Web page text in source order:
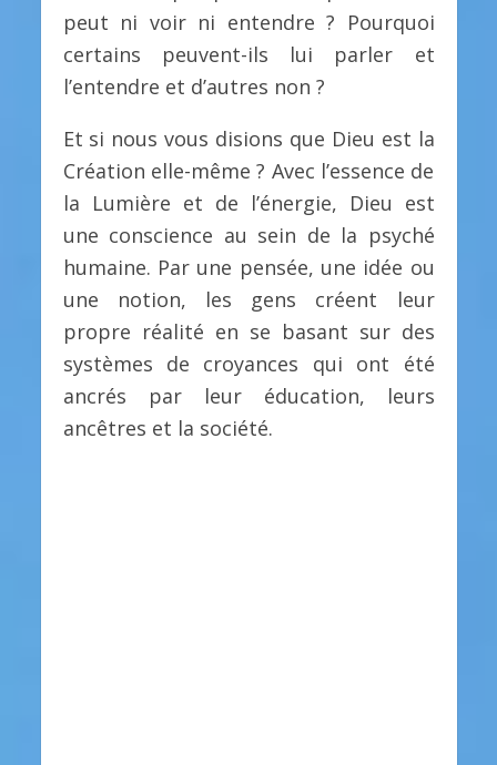
peut ni voir ni entendre ? Pourquoi
certains peuvent-ils lui parler et
l’entendre et d’autres non ?
Et si nous vous disions que Dieu est la
Création elle-même ? Avec l’essence de
la Lumière et de l’énergie, Dieu est
une conscience au sein de la psyché
humaine. Par une pensée, une idée ou
une notion, les gens créent leur
propre réalité en se basant sur des
systèmes de croyances qui ont été
ancrés par leur éducation, leurs
ancêtres et la société.